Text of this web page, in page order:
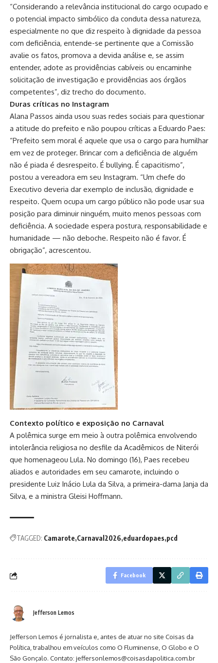
“Considerando a relevância institucional do cargo ocupado e
o potencial impacto simbólico da conduta dessa natureza,
especialmente no que diz respeito à dignidade da pessoa
com deficiência, entende-se pertinente que a Comissão
avalie os fatos, promova a devida análise e, se assim
entender, adote as providências cabíveis ou encaminhe
solicitação de investigação e providências aos órgãos
competentes”, diz trecho do documento.
Duras críticas no Instagram
Alana Passos ainda usou suas redes sociais para questionar
a atitude do prefeito e não poupou críticas a Eduardo Paes:
“Prefeito sem moral é aquele que usa o cargo para humilhar
em vez de proteger. Brincar com a deficiência de alguém
não é piada é desrespeito. É bullying. É capacitismo”,
postou a vereadora em seu Instagram. “Um chefe do
Executivo deveria dar exemplo de inclusão, dignidade e
respeito. Quem ocupa um cargo público não pode usar sua
posição para diminuir ninguém, muito menos pessoas com
deficiência. A sociedade espera postura, responsabilidade e
humanidade — não deboche. Respeito não é favor. É
obrigação”, acrescentou.
Contexto político e exposição no Carnaval
A polêmica surge em meio à outra polêmica envolvendo
intolerância religiosa no desfile da Acadêmicos de Niterói
que homenageou Lula. No domingo (16), Paes recebeu
aliados e autoridades em seu camarote, incluindo o
presidente Luiz Inácio Lula da Silva, a primeira-dama Janja da
Silva, e a ministra Gleisi Hoffmann.
TAGGED: Camarote Carnaval2026 eduardopaes pcd
Facebook
Jefferson Lemos
Jefferson Lemos é jornalista e, antes de atuar no site Coisas da
Política, trabalhou em veículos como O Fluminense, O Globo e O
São Gonçalo. Contato: jeffersonlemos@coisasdapolitica.com.br